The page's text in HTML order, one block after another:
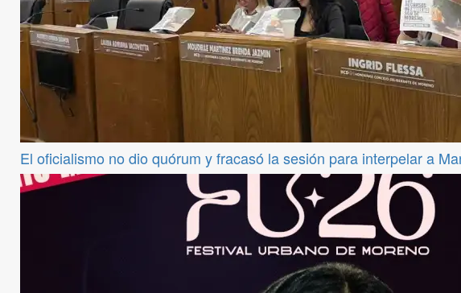
El oficialismo no dio quórum y fracasó la sesión para interpelar a